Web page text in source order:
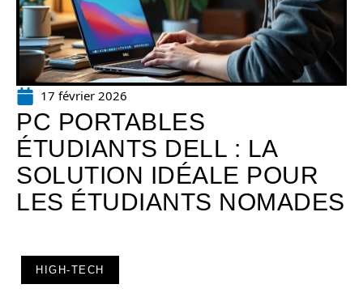
17 février 2026
PC PORTABLES
ÉTUDIANTS DELL : LA
SOLUTION IDÉALE POUR
LES ÉTUDIANTS NOMADES
HIGH-TECH